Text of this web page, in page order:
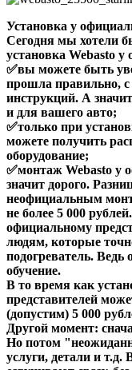
Установка у
Сегодня мы хотели
установка Webasto
✅вы можете быть
прошла правильно,
инструкций. А
и для вашего авто;
✅только при
можете получить
оборудование;
✅монтаж Webasto у
значит дорого.
неофициальным
не более 5 000
официальному
людям, которые
подогреватель. Ведь
обучение.
В то время как
представителей
(допустим) 5 000
Другой момент:
Но потом
услуги, детали и